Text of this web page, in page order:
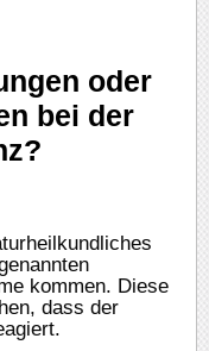
oder
bei der
kommen. Diese
dass der